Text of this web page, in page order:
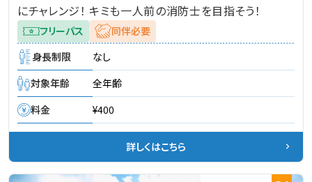
にチャレンジ！ キミも一人前の消防士を目指そう！
フリーパス
同伴必要
身長制限
なし
対象年齢
全年齢
料金
¥400
詳しくはこちら